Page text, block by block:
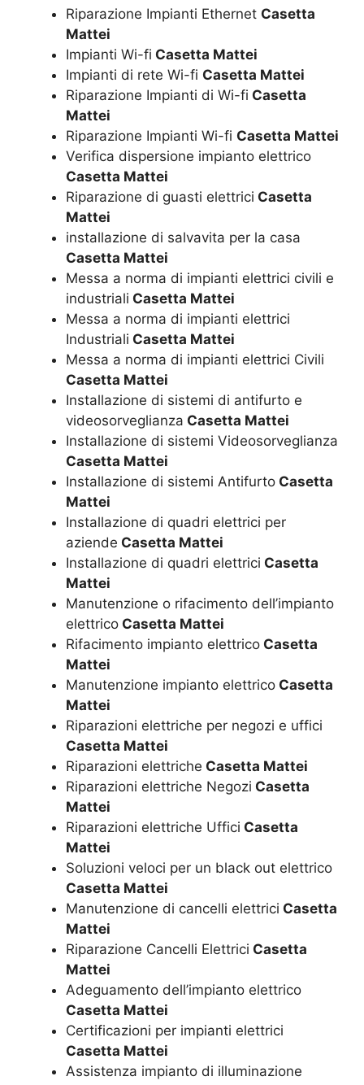
Riparazione Impianti Ethernet Casetta
Mattei
Impianti Wi-fi Casetta Mattei
Impianti di rete Wi-fi Casetta Mattei
Riparazione Impianti di Wi-fi Casetta
Mattei
Riparazione Impianti Wi-fi Casetta Mattei
Verifica dispersione impianto elettrico
Casetta Mattei
Riparazione di guasti elettrici Casetta
Mattei
installazione di salvavita per la casa
Casetta Mattei
Messa a norma di impianti elettrici civili e
industriali Casetta Mattei
Messa a norma di impianti elettrici
Industriali Casetta Mattei
Messa a norma di impianti elettrici Civili
Casetta Mattei
Installazione di sistemi di antifurto e
videosorveglianza Casetta Mattei
Installazione di sistemi Videosorveglianza
Casetta Mattei
Installazione di sistemi Antifurto Casetta
Mattei
Installazione di quadri elettrici per
aziende Casetta Mattei
Installazione di quadri elettrici Casetta
Mattei
Manutenzione o rifacimento dell’impianto
elettrico Casetta Mattei
Rifacimento impianto elettrico Casetta
Mattei
Manutenzione impianto elettrico Casetta
Mattei
Riparazioni elettriche per negozi e uffici
Casetta Mattei
Riparazioni elettriche Casetta Mattei
Riparazioni elettriche Negozi Casetta
Mattei
Riparazioni elettriche Uffici Casetta
Mattei
Soluzioni veloci per un black out elettrico
Casetta Mattei
Manutenzione di cancelli elettrici Casetta
Mattei
Riparazione Cancelli Elettrici Casetta
Mattei
Adeguamento dell’impianto elettrico
Casetta Mattei
Certificazioni per impianti elettrici
Casetta Mattei
Assistenza impianto di illuminazione